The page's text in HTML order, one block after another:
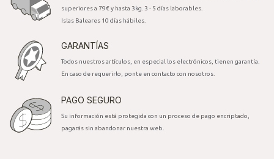
superiores a 79€ y hasta 3kg. 3 - 5 días laborables.
Islas Baleares 10 días hábiles.
GARANTÍAS
Todos nuestros artículos, en especial los electrónicos, tienen garantía.
En caso de requerirlo, ponte en contacto con nosotros.
PAGO SEGURO
Su información está protegida con un proceso de pago encriptado,
pagarás sin abandonar nuestra web.